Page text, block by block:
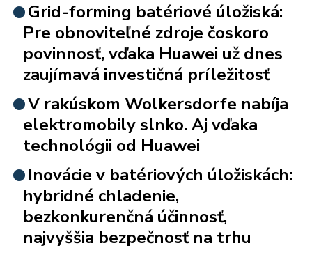
Grid-forming batériové úložiská:
Pre obnoviteľné zdroje čoskoro
povinnosť, vďaka Huawei už dnes
zaujímavá investičná príležitosť
V rakúskom Wolkersdorfe nabíja
elektromobily slnko. Aj vďaka
technológii od Huawei
Inovácie v batériových úložiskách:
hybridné chladenie,
bezkonkurenčná účinnosť,
najvyššia bezpečnosť na trhu